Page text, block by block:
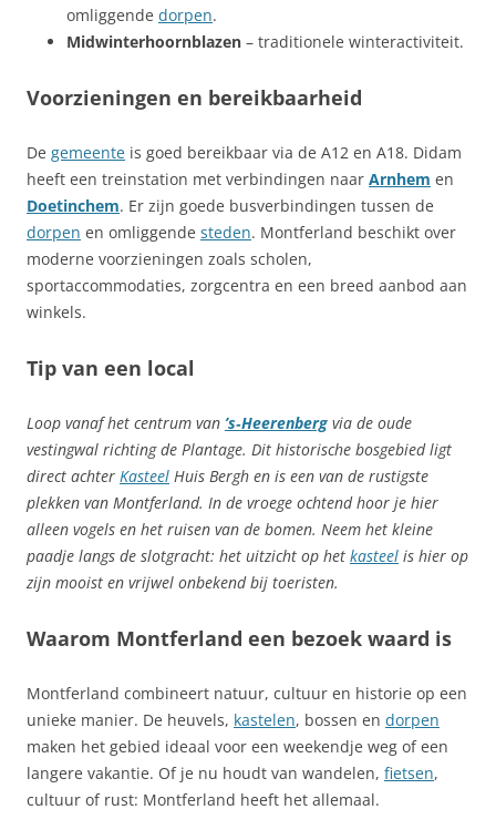
omliggende dorpen.
Midwinterhoornblazen – traditionele winteractiviteit.
Voorzieningen en bereikbaarheid
De gemeente is goed bereikbaar via de A12 en A18. Didam
heeft een treinstation met verbindingen naar Arnhem en
Doetinchem. Er zijn goede busverbindingen tussen de
dorpen en omliggende steden. Montferland beschikt over
moderne voorzieningen zoals scholen,
sportaccommodaties, zorgcentra en een breed aanbod aan
winkels.
Tip van een local
Loop vanaf het centrum van ’s‑Heerenberg via de oude
vestingwal richting de Plantage. Dit historische bosgebied ligt
direct achter Kasteel Huis Bergh en is een van de rustigste
plekken van Montferland. In de vroege ochtend hoor je hier
alleen vogels en het ruisen van de bomen. Neem het kleine
paadje langs de slotgracht: het uitzicht op het kasteel is hier op
zijn mooist en vrijwel onbekend bij toeristen.
Waarom Montferland een bezoek waard is
Montferland combineert natuur, cultuur en historie op een
unieke manier. De heuvels, kastelen, bossen en dorpen
maken het gebied ideaal voor een weekendje weg of een
langere vakantie. Of je nu houdt van wandelen, fietsen,
cultuur of rust: Montferland heeft het allemaal.